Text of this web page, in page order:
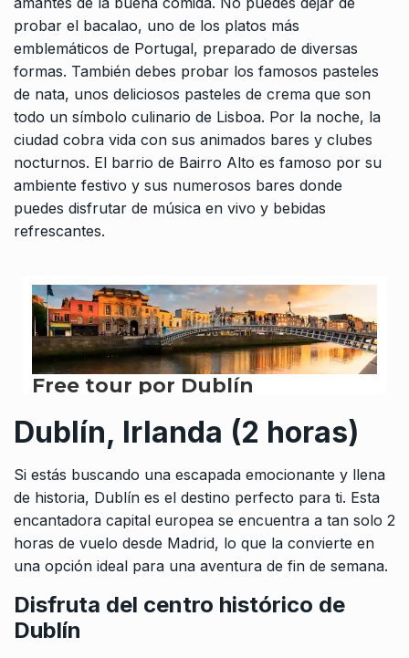
probar el bacalao, uno de los platos más
emblemáticos de Portugal, preparado de diversas
formas. También debes probar los famosos pasteles
de nata, unos deliciosos pasteles de crema que son
todo un símbolo culinario de Lisboa. Por la noche, la
ciudad cobra vida con sus animados bares y clubes
nocturnos. El barrio de Bairro Alto es famoso por su
ambiente festivo y sus numerosos bares donde
puedes disfrutar de música en vivo y bebidas
refrescantes.
Dublín, Irlanda (2 horas)
Si estás buscando una escapada emocionante y llena
de historia, Dublín es el destino perfecto para ti. Esta
encantadora capital europea se encuentra a tan solo 2
horas de vuelo desde Madrid, lo que la convierte en
una opción ideal para una aventura de fin de semana.
Disfruta del centro histórico de
Dublín